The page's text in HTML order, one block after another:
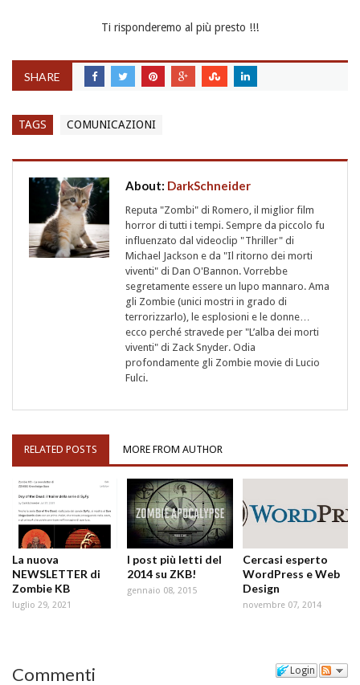
Ti risponderemo al più presto !!!
SHARE
TAGS COMUNICAZIONI
About: DarkSchneider
Reputa "Zombi" di Romero, il miglior film
horror di tutti i tempi. Sempre da piccolo fu
influenzato dal videoclip "Thriller" di
Michael Jackson e da "Il ritorno dei morti
viventi" di Dan O'Bannon. Vorrebbe
segretamente essere un lupo mannaro. Ama
gli Zombie (unici mostri in grado di
terrorizzarlo), le esplosioni e le donne…
ecco perché stravede per "L’alba dei morti
viventi" di Zack Snyder. Odia
profondamente gli Zombie movie di Lucio
Fulci.
RELATED POSTS MORE FROM AUTHOR
La nuova
NEWSLETTER di
Zombie KB
luglio 29, 2021
I post più letti del
2014 su ZKB!
gennaio 08, 2015
Cercasi esperto
WordPress e Web
Design
novembre 07, 2014
Login
Commenti